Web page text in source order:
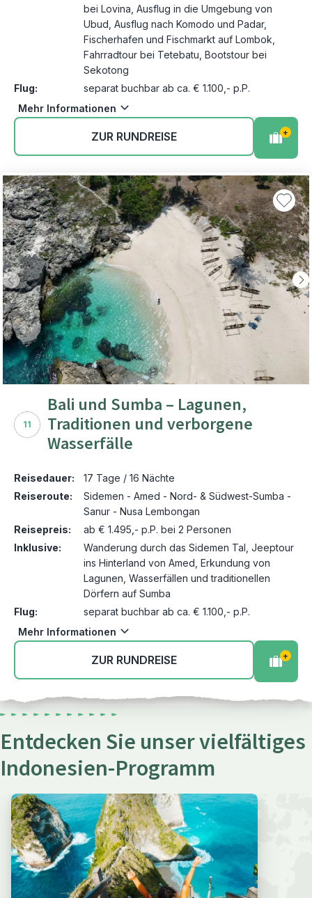
bei Lovina, Ausflug in die Umgebung von
Ubud, Ausflug nach Komodo und Padar,
Fischerhafen und Fischmarkt auf Lombok,
Fahrradtour bei Tetebatu, Bootstour bei
Sekotong
Flug:
separat buchbar ab ca. € 1.100,- p.P.
Mehr Informationen
ZUR RUNDREISE +
11
Bali und Sumba – Lagunen,
Traditionen und verborgene
Wasserfälle
Reisedauer:
17 Tage / 16 Nächte
Reiseroute:
Sidemen - Amed - Nord- & Südwest-Sumba -
Sanur - Nusa Lembongan
Reisepreis:
ab € 1.495,- p.P. bei 2 Personen
Inklusive:
Wanderung durch das Sidemen Tal, Jeeptour
ins Hinterland von Amed, Erkundung von
Lagunen, Wasserfällen und traditionellen
Dörfern auf Sumba
Flug:
separat buchbar ab ca. € 1.100,- p.P.
Mehr Informationen
ZUR RUNDREISE +
Entdecken Sie unser vielfältiges
Indonesien-Programm